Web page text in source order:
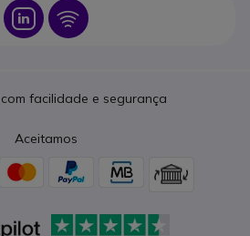
Icon Icon
facilidade e segurança
Aceitamos